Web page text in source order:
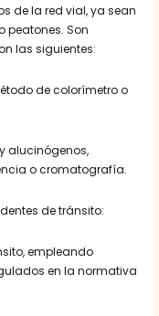
de la red vial, ya sean
peatones. Son
las siguientes:
de colorímetro o
alucinógenos,
o cromatografía.
de tránsito:
empleando
en la normativa